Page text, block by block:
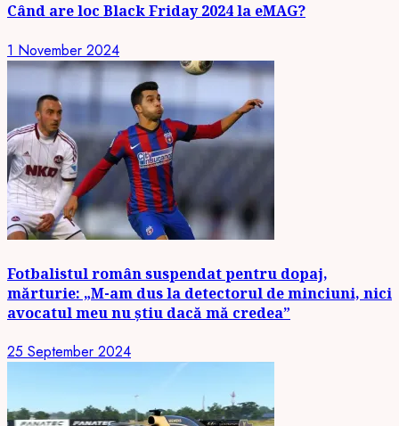
Când are loc Black Friday 2024 la eMAG?
1 November 2024
Fotbalistul român suspendat pentru dopaj,
mărturie: „M-am dus la detectorul de minciuni, nici
avocatul meu nu știu dacă mă credea”
25 September 2024